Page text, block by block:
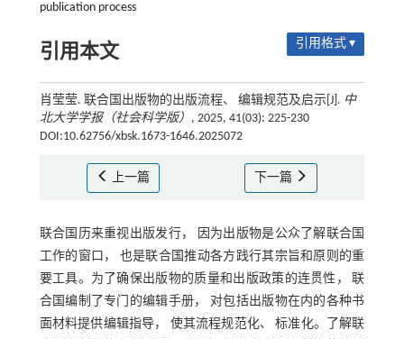
publication process
引用本文 引用格式 ▾
肖莹莹. 联合国出版物的出版流程、 编辑规范及启示[J]. 中
北大学学报（社会科学版） , 2025, 41(03): 225-230
DOI:10.62756/xbsk.1673-1646.2025072
上一篇 下一篇
联合国历来重视出版发行， 因为出版物是公众了解联合国
工作的窗口， 也是联合国推动各方践行其宗旨和原则的重
要工具。为了确保出版物的质量和出版政策的连贯性， 联
合国编制了专门的编辑手册， 对包括出版物在内的各种书
面材料提供编辑指导， 使其流程规范化、 标准化。了解联